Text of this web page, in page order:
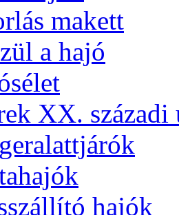
makett
a hajó
XX. századi
hajók